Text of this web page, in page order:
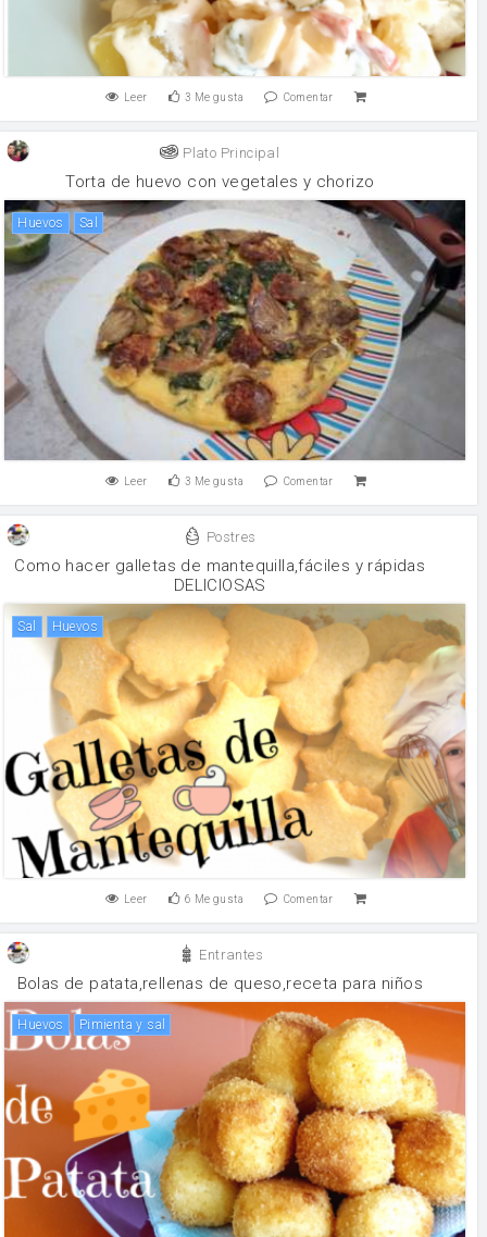
Leer 3 Me gusta Comentar
Plato Principal
Torta de huevo con vegetales y chorizo
huevos sal
Leer 3 Me gusta Comentar
Postres
Como hacer galletas de mantequilla,fáciles y rápidas
DELICIOSAS
sal huevos
Leer 6 Me gusta Comentar
Entrantes
Bolas de patata,rellenas de queso,receta para niños
huevos Pimienta y sal